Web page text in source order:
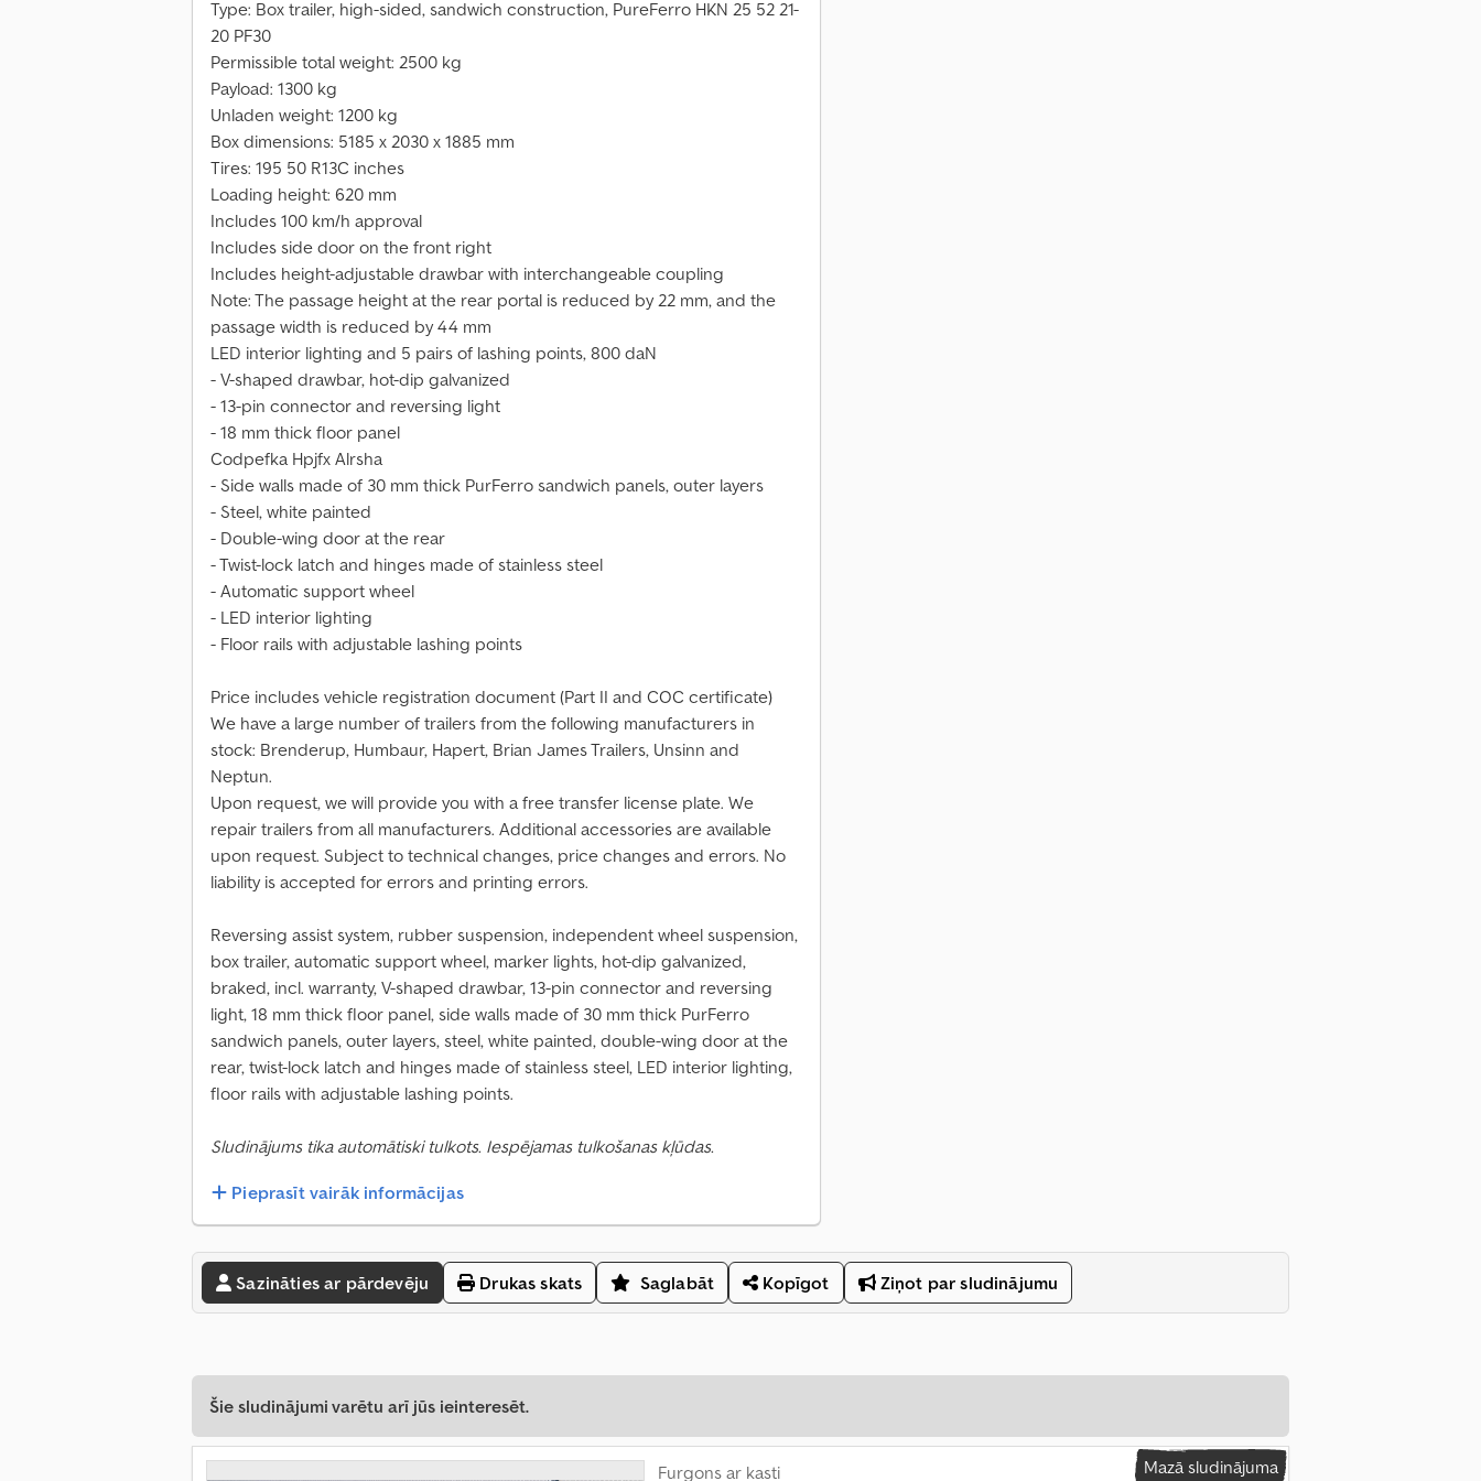
Type: Box trailer, high-sided, sandwich construction, PureFerro HKN 25 52 21-
20 PF30
Permissible total weight: 2500 kg
Payload: 1300 kg
Unladen weight: 1200 kg
Box dimensions: 5185 x 2030 x 1885 mm
Tires: 195 50 R13C inches
Loading height: 620 mm
Includes 100 km/h approval
Includes side door on the front right
Includes height-adjustable drawbar with interchangeable coupling
Note: The passage height at the rear portal is reduced by 22 mm, and the
passage width is reduced by 44 mm
LED interior lighting and 5 pairs of lashing points, 800 daN
- V-shaped drawbar, hot-dip galvanized
- 13-pin connector and reversing light
- 18 mm thick floor panel
Codpefka Hpjfx Alrsha
- Side walls made of 30 mm thick PurFerro sandwich panels, outer layers
- Steel, white painted
- Double-wing door at the rear
- Twist-lock latch and hinges made of stainless steel
- Automatic support wheel
- LED interior lighting
- Floor rails with adjustable lashing points
Price includes vehicle registration document (Part II and COC certificate)
We have a large number of trailers from the following manufacturers in
stock: Brenderup, Humbaur, Hapert, Brian James Trailers, Unsinn and
Neptun.
Upon request, we will provide you with a free transfer license plate. We
repair trailers from all manufacturers. Additional accessories are available
upon request. Subject to technical changes, price changes and errors. No
liability is accepted for errors and printing errors.
Reversing assist system, rubber suspension, independent wheel suspension,
box trailer, automatic support wheel, marker lights, hot-dip galvanized,
braked, incl. warranty, V-shaped drawbar, 13-pin connector and reversing
light, 18 mm thick floor panel, side walls made of 30 mm thick PurFerro
sandwich panels, outer layers, steel, white painted, double-wing door at the
rear, twist-lock latch and hinges made of stainless steel, LED interior lighting,
floor rails with adjustable lashing points.
Sludinājums tika automātiski tulkots. Iespējamas tulkošanas kļūdas.
Pieprasīt vairāk informācijas
Sazināties ar pārdevēju Drukas skats Saglabāt Kopīgot Ziņot par sludinājumu
Šie sludinājumi varētu arī jūs ieinteresēt.
Mazā sludinājuma
Furgons ar kasti